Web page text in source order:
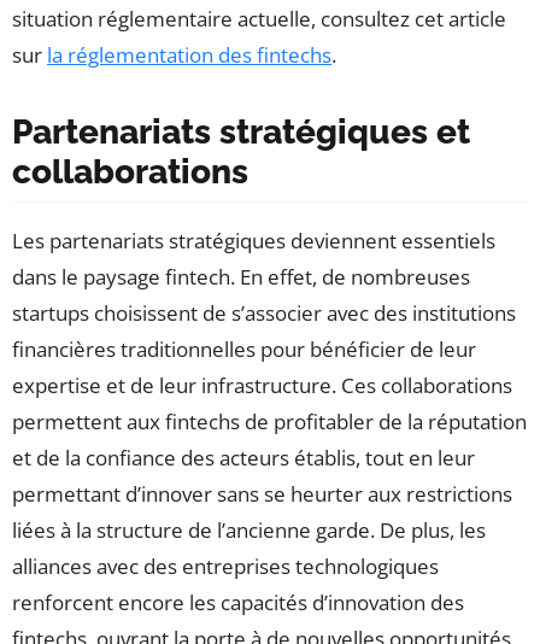
situation réglementaire actuelle, consultez cet article
sur la réglementation des fintechs.
Partenariats stratégiques et
collaborations
Les partenariats stratégiques deviennent essentiels
dans le paysage fintech. En effet, de nombreuses
startups choisissent de s’associer avec des institutions
financières traditionnelles pour bénéficier de leur
expertise et de leur infrastructure. Ces collaborations
permettent aux fintechs de profitabler de la réputation
et de la confiance des acteurs établis, tout en leur
permettant d’innover sans se heurter aux restrictions
liées à la structure de l’ancienne garde. De plus, les
alliances avec des entreprises technologiques
renforcent encore les capacités d’innovation des